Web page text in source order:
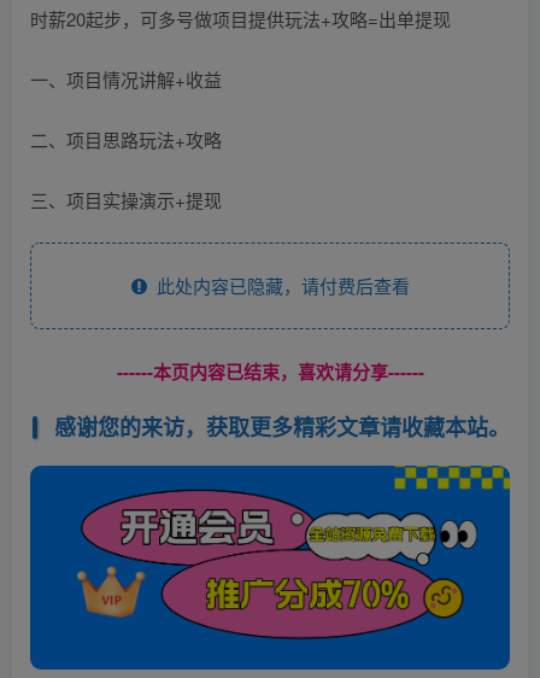
时薪20起步，可多号做项目提供玩法+攻略=出单提现
一、项目情况讲解+收益
二、项目思路玩法+攻略
三、项目实操演示+提现
此处内容已隐藏，请付费后查看
------本页内容已结束，喜欢请分享------
感谢您的来访，获取更多精彩文章请收藏本站。